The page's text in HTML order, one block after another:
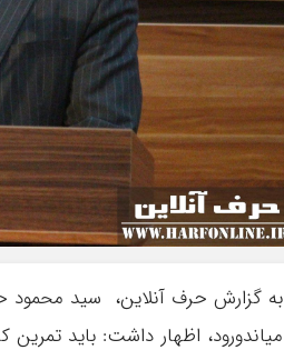
به گزارش حرف آنلاین، سید
میاندورود، اظهار داشت: باید